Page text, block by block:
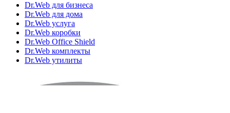
Dr.Web для бизнеса
Dr.Web для дома
Dr.Web услуга
Dr.Web коробки
Dr.Web Office Shield
Dr.Web комплекты
Dr.Web утилиты